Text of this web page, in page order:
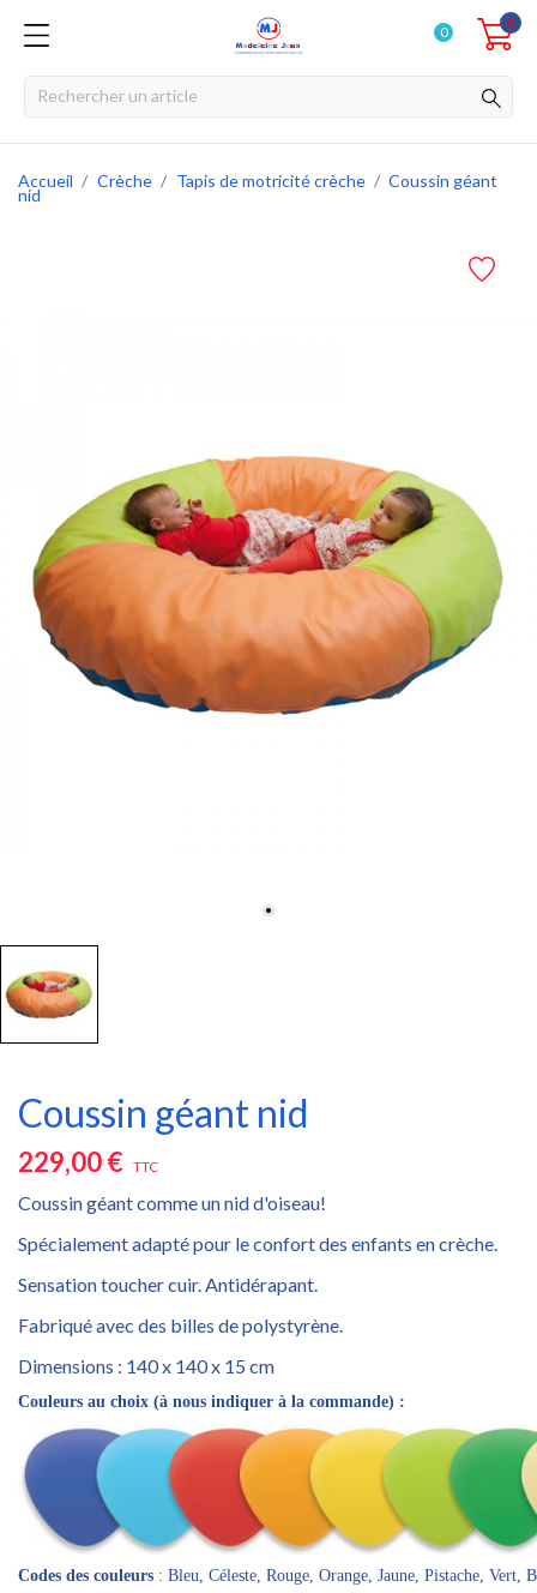
0
0
Accueil Crèche Tapis de motricité crèche Coussin géant
nid
Coussin géant nid
229,00 € TTC
Coussin géant comme un nid d'oiseau!
Spécialement adapté pour le confort des enfants en crèche.
Sensation toucher cuir. Antidérapant.
Fabriqué avec des billes de polystyrène.
Dimensions : 140 x 140 x 15 cm
Couleurs au choix (à nous indiquer à la commande) :
Codes des couleurs : Bleu, Céleste, Rouge, Orange, Jaune, Pistache, Vert,